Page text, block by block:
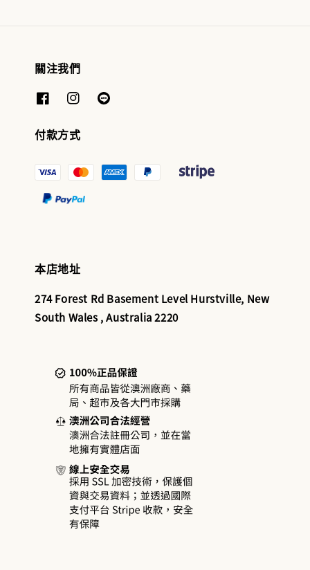
關注我們
付款方式
本店地址
274 Forest Rd Basement Level Hurstville, New
South Wales , Australia 2220